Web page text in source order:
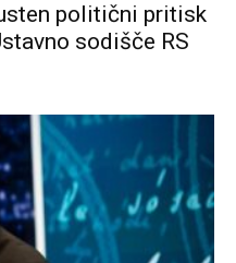
politični pritisk
sodišče RS